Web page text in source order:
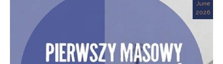
June
2026